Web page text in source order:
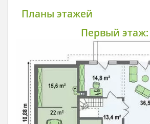
Планы этажей
Первый этаж: